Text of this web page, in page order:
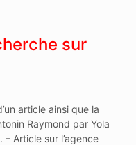
sur
article ainsi que la
Raymond par Yola
– Article sur l’agence